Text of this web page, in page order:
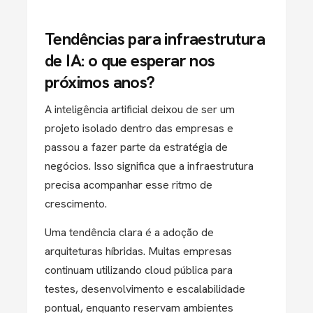
Tendências para infraestrutura
de IA: o que esperar nos
próximos anos?
A inteligência artificial deixou de ser um
projeto isolado dentro das empresas e
passou a fazer parte da estratégia de
negócios. Isso significa que a infraestrutura
precisa acompanhar esse ritmo de
crescimento.
Uma tendência clara é a adoção de
arquiteturas híbridas. Muitas empresas
continuam utilizando cloud pública para
testes, desenvolvimento e escalabilidade
pontual, enquanto reservam ambientes